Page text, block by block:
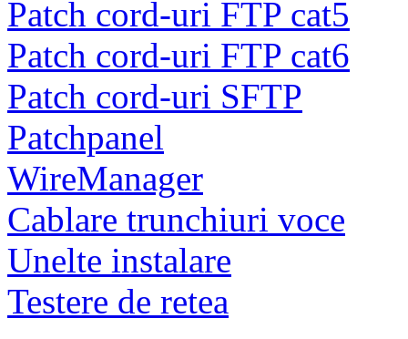
Patch cord-uri FTP cat5
Patch cord-uri FTP cat6
Patch cord-uri SFTP
Patchpanel
WireManager
Cablare trunchiuri voce
Unelte instalare
Testere de retea